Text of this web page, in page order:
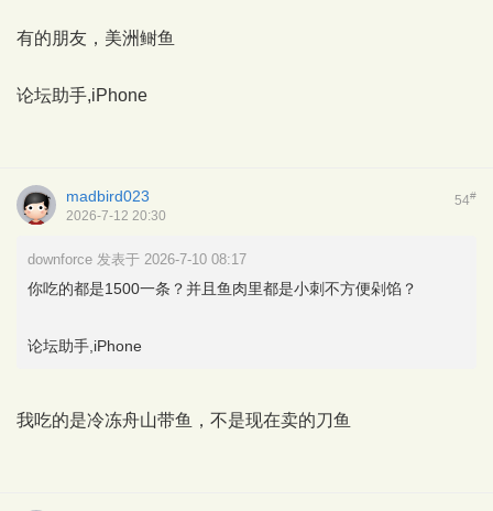
有的朋友，美洲鲥鱼
论坛助手,iPhone
54#
madbird023
2026-7-12 20:30
downforce 发表于 2026-7-10 08:17
你吃的都是1500一条？并且鱼肉里都是小刺不方便剁馅？
论坛助手,iPhone
我吃的是冷冻舟山带鱼，不是现在卖的刀鱼